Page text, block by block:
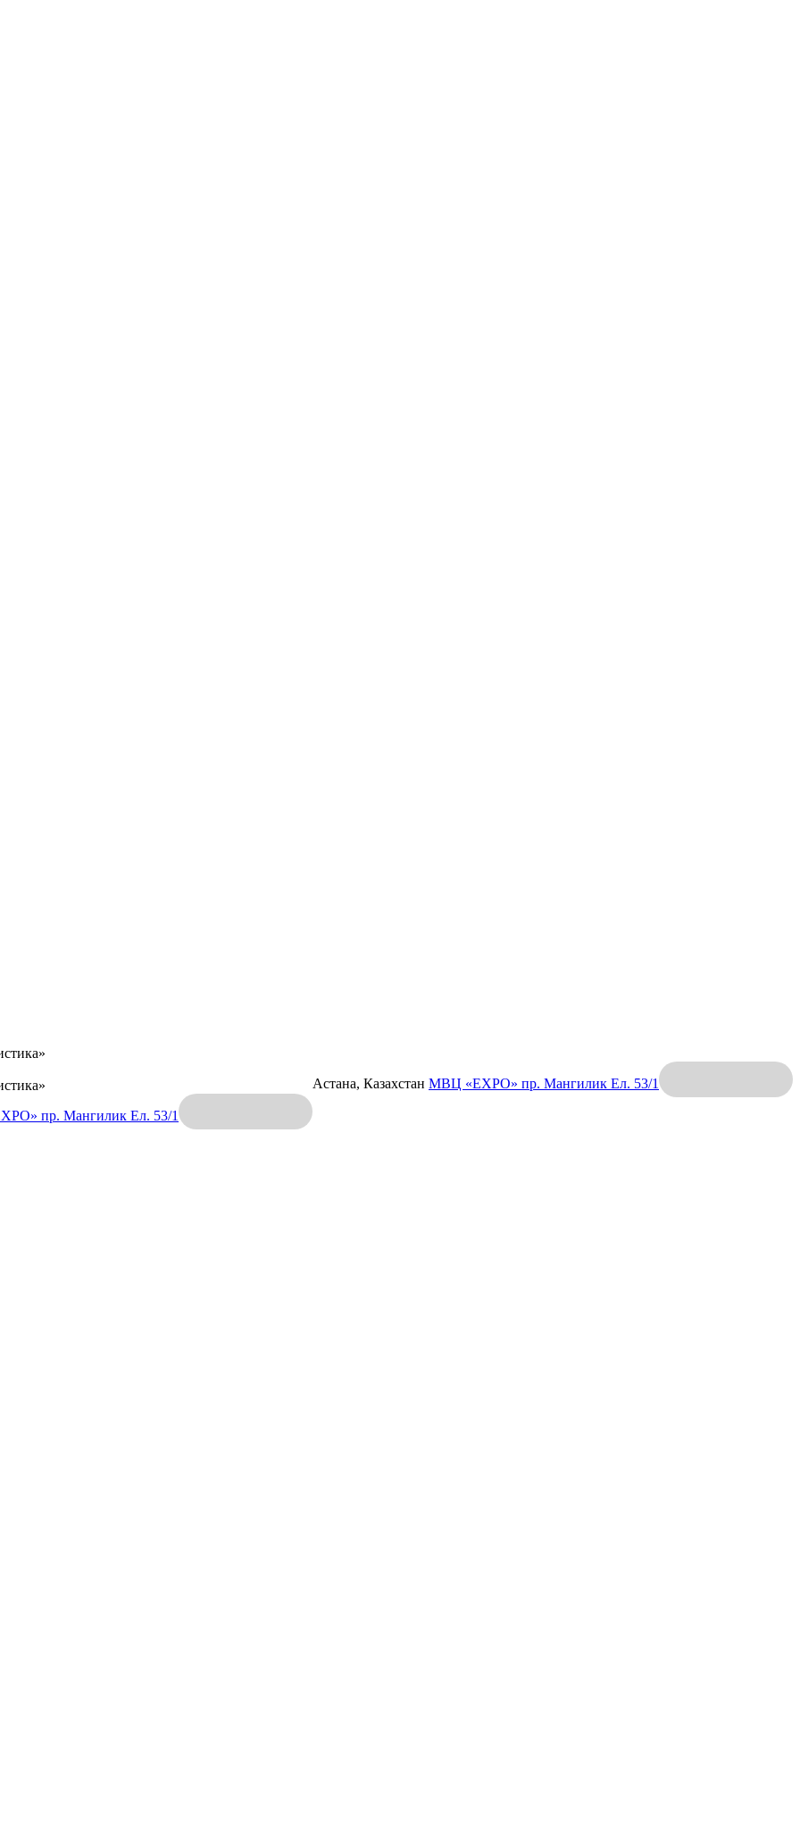
Астана, Казахстан МВЦ «EXPO» пр. Мангилик Ел. 53/1
пр. Мангилик Ел. 53/1